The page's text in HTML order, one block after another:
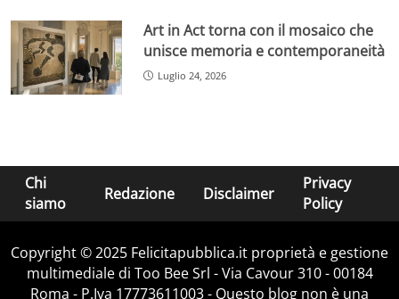
Art in Act torna con il mosaico che
unisce memoria e contemporaneità
Luglio 24, 2026
Chi
siamo
Redazione Disclaimer
Privacy
Policy
Copyright © 2025 Felicitapubblica.it proprietà e gestione
multimediale di Too Bee Srl - Via Cavour 310 - 00184
Roma - P.Iva 17773611003 - Questo blog non è una